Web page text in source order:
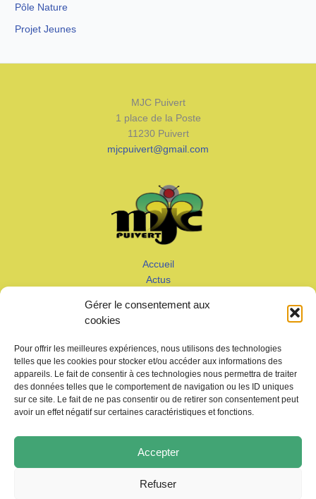
Gérer le consentement aux
cookies
Pour offrir les meilleures expériences, nous utilisons des technologies
telles que les cookies pour stocker et/ou accéder aux informations des
appareils. Le fait de consentir à ces technologies nous permettra de traiter
des données telles que le comportement de navigation ou les ID uniques
sur ce site. Le fait de ne pas consentir ou de retirer son consentement peut
avoir un effet négatif sur certaines caractéristiques et fonctions.
Accepter
Refuser
Pôle Nature
Projet Jeunes
MJC Puivert
1 place de la Poste
11230 Puivert
mjcpuivert@gmail.com
Accueil
Actus
Adhérer
Galeries – Vidéos